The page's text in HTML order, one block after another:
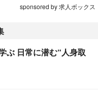
sponsored by 求人ボックス
ぶ 日常に潜む“人身取